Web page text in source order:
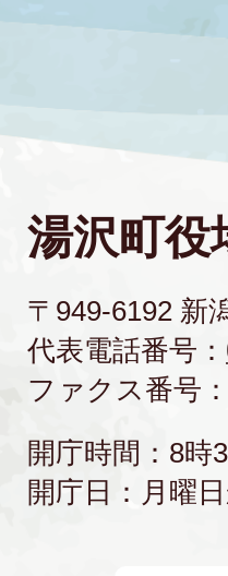
湯沢町役
〒949-6192 新
代表電話番号：
ファクス番号：
開庁時間：8時
開庁日：月曜